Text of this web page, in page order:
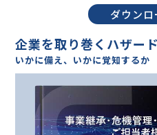
ダウンロ
企業を取り巻くハザー
いかに備え、いかに覚知するか